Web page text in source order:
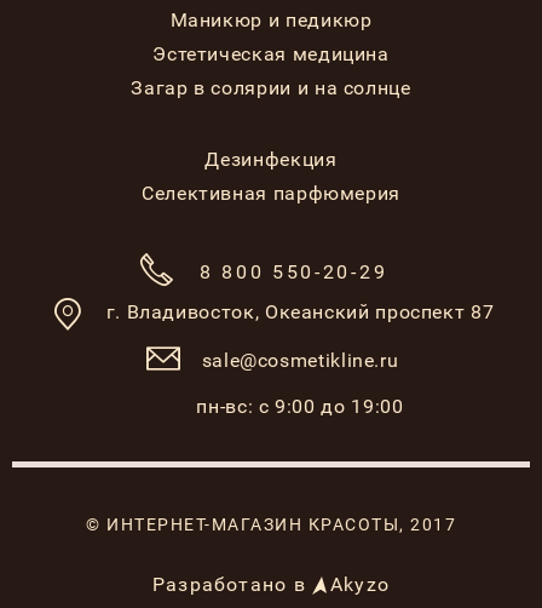
Маникюр и педикюр
Эстетическая медицина
Загар в солярии и на солнце
Дезинфекция
Селективная парфюмерия
8 800 550-20-29
г. Владивосток, Океанский проспект 87
sale@cosmetikline.ru
пн-вс: с 9:00 до 19:00
© ИНТЕРНЕТ-МАГАЗИН КРАСОТЫ, 2017
Разработано в Akyzo